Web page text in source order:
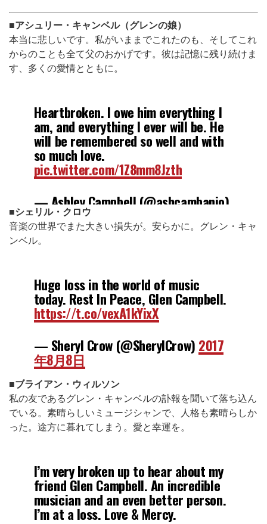
■アシュリー・キャンベル（グレンの娘）
本当に悲しいです。私がいままでこれたのも、そしてこれ
からのことも全て父のおかげです。彼は記憶に残り続けま
す、多くの愛情とともに。
Heartbroken. I owe him everything I
am, and everything I ever will be. He
will be remembered so well and with
so much love.
pic.twitter.com/1Z8mm8Jzth
— Ashley Campbell (@ashcambanjo)
2017年8月8日
■シェリル・クロウ
音楽の世界でまた大きい損失が。安らかに。グレン・キャ
ンベル。
Huge loss in the world of music
today. Rest In Peace, Glen Campbell.
https://t.co/vexA1kYixX
— Sheryl Crow (@SherylCrow) 2017
年8月8日
■ブライアン・ウィルソン
私の友であるグレン・キャンベルの訃報を聞いて落ち込ん
でいる。素晴らしいミュージシャンで、人格も素晴らしか
った。途方に暮れてしまう。愛と幸運を。
I’m very broken up to hear about my
friend Glen Campbell. An incredible
musician and an even better person.
I’m at a loss. Love & Mercy.